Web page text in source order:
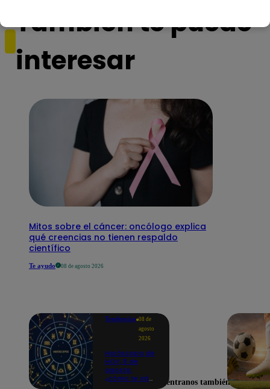
También te puede
interesar
Mitos sobre el cáncer: oncólogo explica
qué creencias no tienen respaldo
científico
Te ayudo 08 de agosto 2026
Tendencias 08 de
agosto
2026
Horóscopo de
HOY, 8 de
agosto:
¿cómo te iráEncuéntranos también en